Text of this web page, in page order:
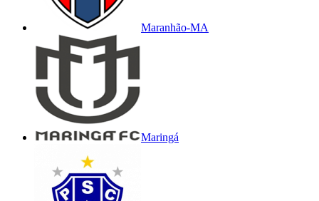
Maranhão-MA
Maringá